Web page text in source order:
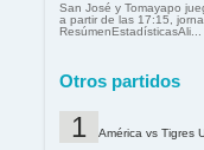
San José y Tomayapo
a partir de las 17:15,
ResúmenEstadísticasAli...
Otros partidos
América vs Tigres